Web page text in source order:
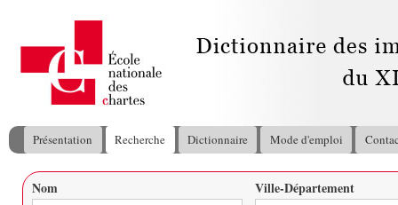
Menu principal
Présentation Recherche Dictionnaire Mode d'emploi
Vous êtes ici
Nom Ville-Département